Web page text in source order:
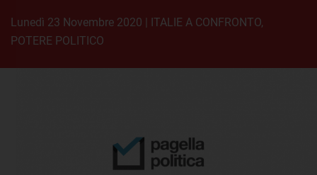
lunedì 23 Novembre 2020 | ITALIE A CONFRONTO,
POTERE POLITICO